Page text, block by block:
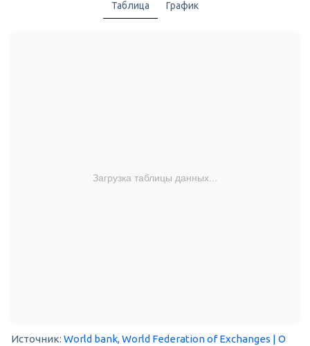
Таблица График
Загрузка таблицы данных...
Источник: World bank,World Federation of Exchanges | О